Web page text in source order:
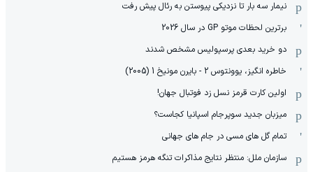
نیمار سه بار تا نزدیکی پیوستن به رئال پیش رفت
برترین لحظات موتو GP در سال 2026
دو خرید بعدی پرسپولیس مشخص شدند
خاطره انگیز، یوونتوس 2 - بایرن مونیخ 1 (2005)
اولین کارت قرمز نسل زد فوتبال جهان!
میزبان جدید سوپرجام اسپانیا کجاست؟
تمام گل های مسی در جام های جهانی
سازمان ملل: منتظر نتایج مذاکرات تنگه هرمز هستیم